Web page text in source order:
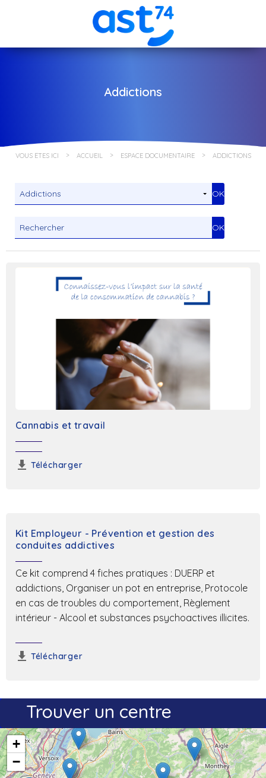
Addictions
VOUS ÊTES ICI ACCUEIL ESPACE DOCUMENTAIRE ADDICTIONS
Cannabis et travail
Télécharger
Kit Employeur - Prévention et gestion des
conduites addictives
Ce kit comprend 4 fiches pratiques : DUERP et
addictions, Organiser un pot en entreprise, Protocole
en cas de troubles du comportement, Règlement
intérieur - Alcool et substances psychoactives illicites.
Télécharger
Trouver un centre
+
−